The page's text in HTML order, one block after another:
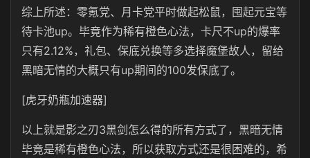
综上所述：零氪党、月卡党平时做起松鼠，囤起元宝等
待卡池up。毕竟作为稀有橙色心法，卡尺不up的爆率
只有2.12%，礼包、保底兑换等多选择魔堡故人，留给
黑暗无情的大概只有up期间的100发保底了。
[虎牙奶瓶加速器]
以上就是影之刃3黑剑怎么得的所有方式了，黑暗无情
毕竟是稀有橙色心法，所以获取方式还是很困难的，希